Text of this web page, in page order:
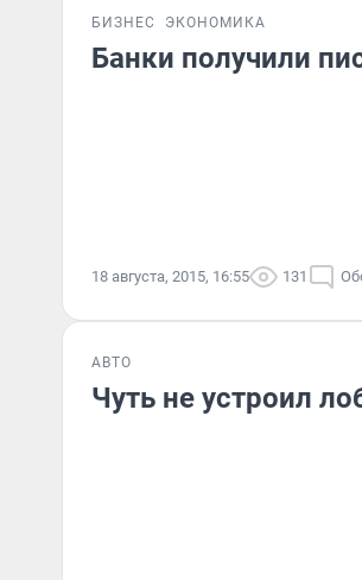
БИЗНЕС ЭКОНОМИКА
Банки получили
18 августа, 2015, 16:55 131
АВТО
Чуть не устроил